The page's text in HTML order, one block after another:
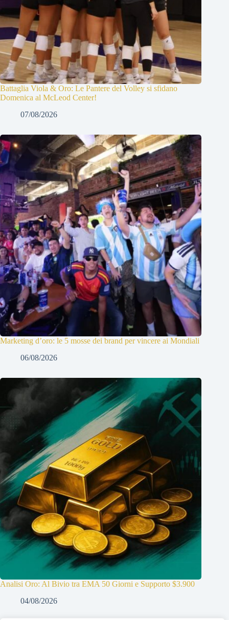
Battaglia Viola & Oro: Le Pantere del Volley si sfidano
Domenica al McLeod Center!
07/08/2026
Marketing d’oro: le 5 mosse dei brand per vincere ai Mondiali
06/08/2026
Analisi Oro: Al Bivio tra EMA 50 Giorni e Supporto $3.900
04/08/2026